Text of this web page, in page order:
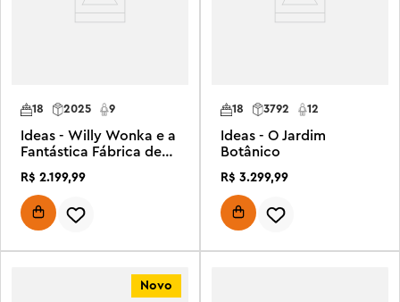
18 2025 9
Ideas - Willy Wonka e a
Fantástica Fábrica de
R$ 2.199,99
18 12
3792
Ideas - O Jardim
Botânico
R$ 3.299,99
Novo